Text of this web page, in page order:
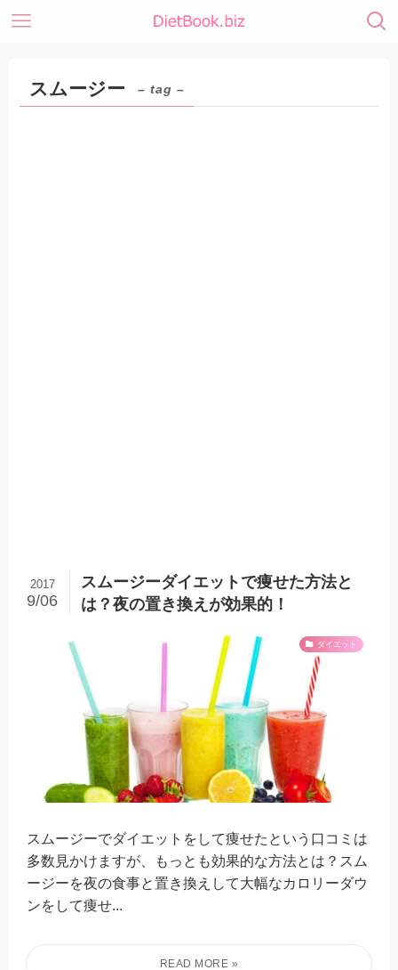
スムージー – tag –
スムージーダイエットで痩せた方法と
は？夜の置き換えが効果的！
2017
9/06
ダイエット
スムージーでダイエットをして痩せたという口コミは
多数見かけますが、もっとも効果的な方法とは？スム
ージーを夜の食事と置き換えして大幅なカロリーダウ
ンをして痩せ...